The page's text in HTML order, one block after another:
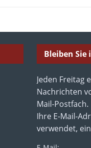
Bleiben
Jeden Freitag
Nachrichten
Mail-Postfach.
Ihre E-Mail-
verwendet,